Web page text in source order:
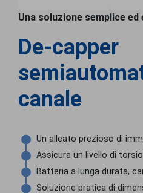
Una soluzione semplice ed
De-capper
canale
Un alleato prezioso di
Assicura un livello di
Batteria a lunga durata,
Soluzione pratica di